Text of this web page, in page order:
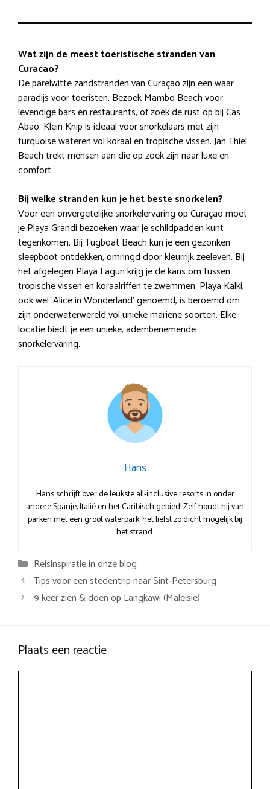
Wat zijn de meest toeristische stranden van
Curacao?
De parelwitte zandstranden van Curaçao zijn een waar
paradijs voor toeristen. Bezoek Mambo Beach voor
levendige bars en restaurants, of zoek de rust op bij Cas
Abao. Klein Knip is ideaal voor snorkelaars met zijn
turquoise wateren vol koraal en tropische vissen. Jan Thiel
Beach trekt mensen aan die op zoek zijn naar luxe en
comfort.
Bij welke stranden kun je het beste snorkelen?
Voor een onvergetelijke snorkelervaring op Curaçao moet
je Playa Grandi bezoeken waar je schildpadden kunt
tegenkomen. Bij Tugboat Beach kun je een gezonken
sleepboot ontdekken, omringd door kleurrijk zeeleven. Bij
het afgelegen Playa Lagun krijg je de kans om tussen
tropische vissen en koraalriffen te zwemmen. Playa Kalki,
ook wel ‘Alice in Wonderland’ genoemd, is beroemd om
zijn onderwaterwereld vol unieke mariene soorten. Elke
locatie biedt je een unieke, adembenemende
snorkelervaring.
Hans
Hans schrijft over de leukste all-inclusive resorts in onder
andere Spanje, Italië en het Caribisch gebied! Zelf houdt hij van
parken met een groot waterpark, het liefst zo dicht mogelijk bij
het strand.
Categorieën
Reisinspiratie in onze blog
Tips voor een stedentrip naar Sint-Petersburg
9 keer zien & doen op Langkawi (Maleisië)
Plaats een reactie